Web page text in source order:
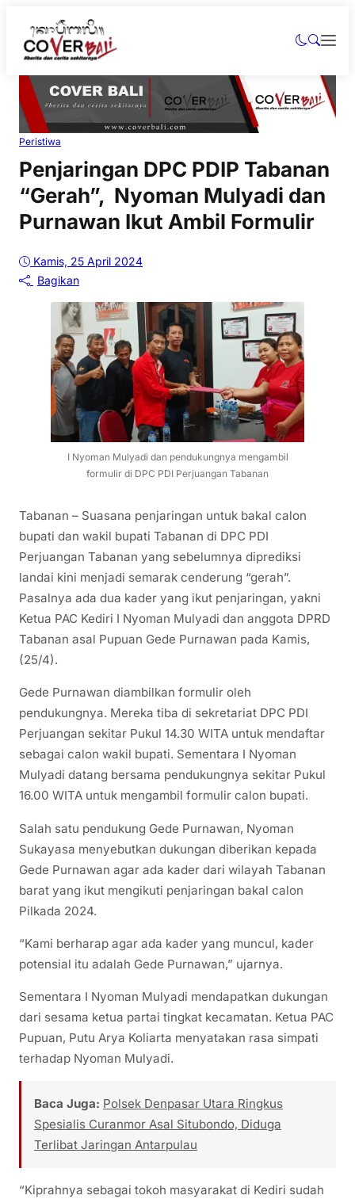
Peristiwa
Penjaringan DPC PDIP Tabanan
“Gerah”, Nyoman Mulyadi dan
Purnawan Ikut Ambil Formulir
Kamis, 25 April 2024
Bagikan
I Nyoman Mulyadi dan pendukungnya mengambil
formulir di DPC PDI Perjuangan Tabanan
Tabanan – Suasana penjaringan untuk bakal calon
bupati dan wakil bupati Tabanan di DPC PDI
Perjuangan Tabanan yang sebelumnya diprediksi
landai kini menjadi semarak cenderung “gerah”.
Pasalnya ada dua kader yang ikut penjaringan, yakni
Ketua PAC Kediri I Nyoman Mulyadi dan anggota DPRD
Tabanan asal Pupuan Gede Purnawan pada Kamis,
(25/4).
Gede Purnawan diambilkan formulir oleh
pendukungnya. Mereka tiba di sekretariat DPC PDI
Perjuangan sekitar Pukul 14.30 WITA untuk mendaftar
sebagai calon wakil bupati. Sementara I Nyoman
Mulyadi datang bersama pendukungnya sekitar Pukul
16.00 WITA untuk mengambil formulir calon bupati.
Salah satu pendukung Gede Purnawan, Nyoman
Sukayasa menyebutkan dukungan diberikan kepada
Gede Purnawan agar ada kader dari wilayah Tabanan
barat yang ikut mengikuti penjaringan bakal calon
Pilkada 2024.
“Kami berharap agar ada kader yang muncul, kader
potensial itu adalah Gede Purnawan,” ujarnya.
Sementara I Nyoman Mulyadi mendapatkan dukungan
dari sesama ketua partai tingkat kecamatan. Ketua PAC
Pupuan, Putu Arya Koliarta menyatakan rasa simpati
terhadap Nyoman Mulyadi.
Baca Juga: Polsek Denpasar Utara Ringkus
Spesialis Curanmor Asal Situbondo, Diduga
Terlibat Jaringan Antarpulau
“Kiprahnya sebagai tokoh masyarakat di Kediri sudah